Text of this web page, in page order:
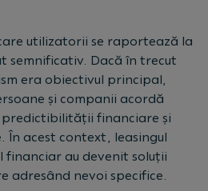
utilizatorii se raportează la
semnificativ. Dacă în trecut
era obiectivul principal,
și companii acordă
financiare și
acest context, leasingul
financiar au devenit soluții
adresând nevoi specifice.